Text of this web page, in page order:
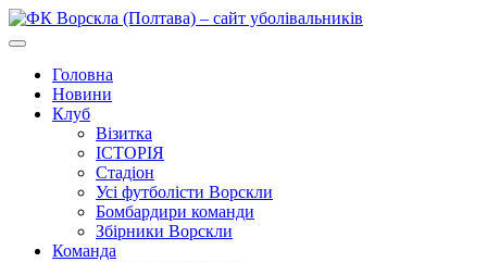
Головна
Новини
Клуб
Візитка
ІСТОРІЯ
Стадіон
Усі футболісти Ворскли
Бомбардири команди
Збірники Ворскли
Команда